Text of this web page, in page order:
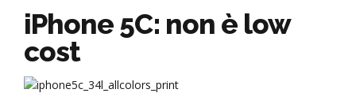
iPhone 5C: non è low
cost